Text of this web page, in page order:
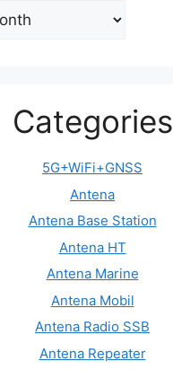
Categories
5G+WiFi+GNSS
Antena
Antena Base Station
Antena HT
Antena Marine
Antena Mobil
Antena Radio SSB
Antena Repeater